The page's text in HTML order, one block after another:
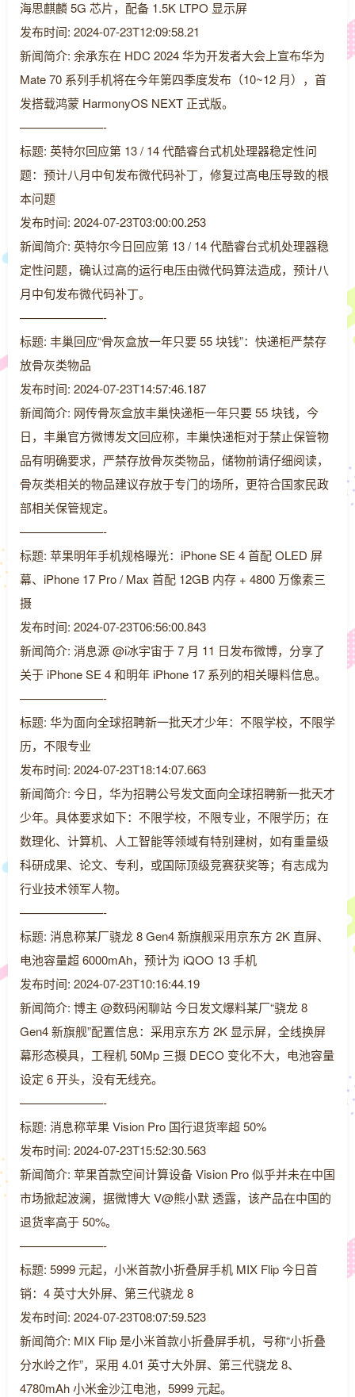
海思麒麟 5G 芯片，配备 1.5K LTPO 显示屏
发布时间: 2024-07-23T12:09:58.21
新闻简介: 余承东在 HDC 2024 华为开发者大会上宣布华为
Mate 70 系列手机将在今年第四季度发布（10~12 月），首
发搭载鸿蒙 HarmonyOS NEXT 正式版。
———————-
标题: 英特尔回应第 13 / 14 代酷睿台式机处理器稳定性问
题：预计八月中旬发布微代码补丁，修复过高电压导致的根
本问题
发布时间: 2024-07-23T03:00:00.253
新闻简介: 英特尔今日回应第 13 / 14 代酷睿台式机处理器稳
定性问题，确认过高的运行电压由微代码算法造成，预计八
月中旬发布微代码补丁。
———————-
标题: 丰巢回应“骨灰盒放一年只要 55 块钱”：快递柜严禁存
放骨灰类物品
发布时间: 2024-07-23T14:57:46.187
新闻简介: 网传骨灰盒放丰巢快递柜一年只要 55 块钱，今
日，丰巢官方微博发文回应称，丰巢快递柜对于禁止保管物
品有明确要求，严禁存放骨灰类物品，储物前请仔细阅读，
骨灰类相关的物品建议存放于专门的场所，更符合国家民政
部相关保管规定。
———————-
标题: 苹果明年手机规格曝光：iPhone SE 4 首配 OLED 屏
幕、iPhone 17 Pro / Max 首配 12GB 内存 + 4800 万像素三
摄
发布时间: 2024-07-23T06:56:00.843
新闻简介: 消息源 @i冰宇宙于 7 月 11 日发布微博，分享了
关于 iPhone SE 4 和明年 iPhone 17 系列的相关曝料信息。
———————-
标题: 华为面向全球招聘新一批天才少年：不限学校，不限学
历，不限专业
发布时间: 2024-07-23T18:14:07.663
新闻简介: 今日，华为招聘公号发文面向全球招聘新一批天才
少年。具体要求如下：不限学校，不限专业，不限学历；在
数理化、计算机、人工智能等领域有特别建树，如有重量级
科研成果、论文、专利，或国际顶级竞赛获奖等；有志成为
行业技术领军人物。
———————-
标题: 消息称某厂骁龙 8 Gen4 新旗舰采用京东方 2K 直屏、
电池容量超 6000mAh，预计为 iQOO 13 手机
发布时间: 2024-07-23T10:16:44.19
新闻简介: 博主 @数码闲聊站 今日发文爆料某厂“骁龙 8
Gen4 新旗舰”配置信息：采用京东方 2K 显示屏，全线换屏
幕形态模具，工程机 50Mp 三摄 DECO 变化不大，电池容量
设定 6 开头，没有无线充。
———————-
标题: 消息称苹果 Vision Pro 国行退货率超 50%
发布时间: 2024-07-23T15:52:30.563
新闻简介: 苹果首款空间计算设备 Vision Pro 似乎并未在中国
市场掀起波澜，据微博大 V@熊小默 透露，该产品在中国的
退货率高于 50%。
———————-
标题: 5999 元起，小米首款小折叠屏手机 MIX Flip 今日首
销：4 英寸大外屏、第三代骁龙 8
发布时间: 2024-07-23T08:07:59.523
新闻简介: MIX Flip 是小米首款小折叠屏手机，号称“小折叠
分水岭之作”，采用 4.01 英寸大外屏、第三代骁龙 8、
4780mAh 小米金沙江电池，5999 元起。